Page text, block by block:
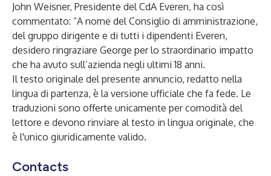
John Weisner, Presidente del CdA Everen, ha così
commentato: “A nome del Consiglio di amministrazione,
del gruppo dirigente e di tutti i dipendenti Everen,
desidero ringraziare George per lo straordinario impatto
che ha avuto sull’azienda negli ultimi 18 anni.
Il testo originale del presente annuncio, redatto nella
lingua di partenza, è la versione ufficiale che fa fede. Le
traduzioni sono offerte unicamente per comodità del
lettore e devono rinviare al testo in lingua originale, che
è l'unico giuridicamente valido.
Contacts